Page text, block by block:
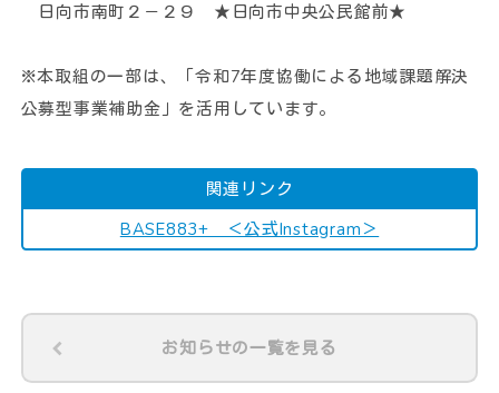
日向市南町２－２９ ★日向市中央公民館前★
※本取組の一部は、「令和7年度協働による地域課題解決
公募型事業補助金」を活用しています。
関連リンク
BASE883+ ＜公式Instagram＞
お知らせの一覧を見る